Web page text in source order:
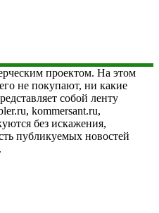
проектом. На этом
не покупают, ни какие
собой ленту
kommersant.ru,
без искажения,
публикуемых новостей